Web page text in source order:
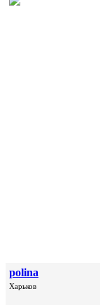
polina
Харьков